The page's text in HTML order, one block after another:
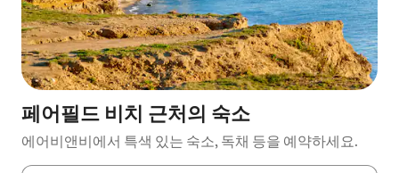
페어필드 비치 근처의 숙소
에어비앤비에서 특색 있는 숙소, 독채 등을 예약하세요.